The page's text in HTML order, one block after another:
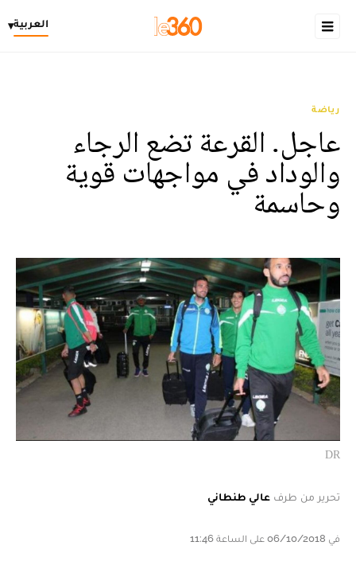
العربية▾
رياضة
عاجل. القرعة تضع الرجاء
والوداد في مواجهات قوية
وحاسمة
DR
تحرير من طرف عالي طنطاني
في 06/10/2018 على الساعة 11:46